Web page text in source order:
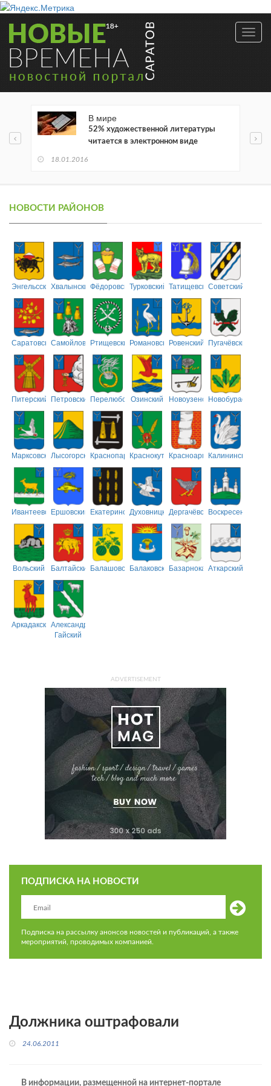
В мире
52% художественной литературы
читается в электронном виде
18.01.2016
НОВОСТИ РАЙОНОВ
ЭнгельсскийХвалынскийФёдоровскийТурковский ТатищевскийСоветский
СаратовскийСамойловскийРтищевскийРомановскийРовенский Пугачёвский
Питерский ПетровскийПерелюбскийОзинский НовоузенскийНовобурасский
МарксовскийЛысогорскийКраснопартизанский
КраснокутскийКрасноармейский
Калининский
ИвантеевскийЕршовский ЕкатериновскийДуховницкийДергачёвскийВоскресенский
Вольский БалтайскийБалашовскийБалаковскийБазарнокарабулакский
Аткарский
АркадакскийАлександрово-
Гайский
ADVERTISEMENT
ПОДПИСКА НА НОВОСТИ
Подписка на рассылку анонсов новостей и публикаций, а также
мероприятий, проводимых компанией.
Должника оштрафовали
24.06.2011
В информации, размещенной на интернет-портале